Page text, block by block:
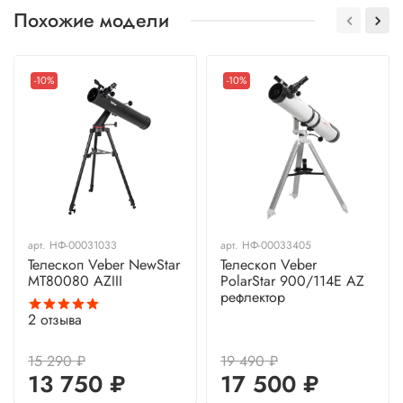
Похожие модели
-10%
арт. НФ-00031033
Телескоп Veber NewStar
MT80080 AZIII
2 отзыва
15 290 ₽
13 750 ₽
-10%
арт. НФ-00033405
Телескоп Veber
PolarStar 900/114E AZ
рефлектор
19 490 ₽
17 500 ₽